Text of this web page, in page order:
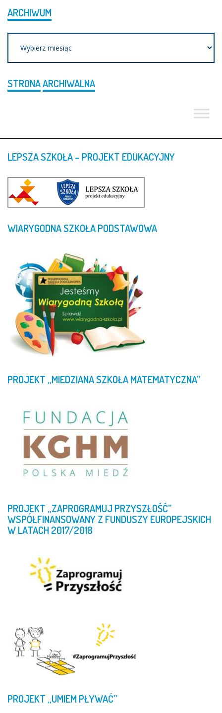
ARCHIWUM
STRONAARCHIWALNA
LEPSZASZKOŁA– PROJEKT EDUKACYJNY
WIARYGODNASZKOŁAPODSTAWOWA
PROJEKT „MIEDZIANASZKOŁAMATEMATYCZNA”
PROJEKT „ZAPROGRAMUJ PRZYSZŁOŚĆ”
WSPÓŁFINANSOWANYZ FUNDUSZYEUROPEJSKICH
WLATACH2017/2018
PROJEKT „UMIEMPŁYWAĆ”